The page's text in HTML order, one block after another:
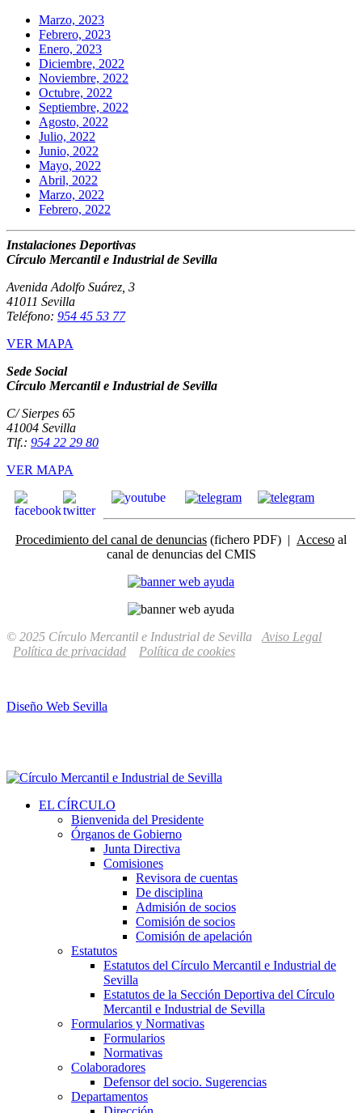
Marzo, 2023
Febrero, 2023
Enero, 2023
Diciembre, 2022
Noviembre, 2022
Octubre, 2022
Septiembre, 2022
Agosto, 2022
Julio, 2022
Junio, 2022
Mayo, 2022
Abril, 2022
Marzo, 2022
Febrero, 2022
Instalaciones Deportivas
Círculo Mercantil e Industrial de Sevilla
Avenida Adolfo Suárez, 3
41011 Sevilla
Teléfono: 954 45 53 77
VER MAPA
Sede Social
Círculo Mercantil e Industrial de Sevilla
C/ Sierpes 65
41004 Sevilla
Tlf.: 954 22 29 80
VER MAPA
Procedimiento del canal de denuncias (fichero PDF) | Acceso al
canal de denuncias del CMIS
© 2025 Círculo Mercantil e Industrial de Sevilla Aviso Legal
Política de privacidad
Política de cookies
Diseño Web Sevilla
EL CÍRCULO
Bienvenida del Presidente
Órganos de Gobierno
Junta Directiva
Comisiones
Revisora de cuentas
De disciplina
Admisión de socios
Comisión de socios
Comisión de apelación
Estatutos
Estatutos del Círculo Mercantil e Industrial de
Sevilla
Estatutos de la Sección Deportiva del Círculo
Mercantil e Industrial de Sevilla
Formularios y Normativas
Formularios
Normativas
Colaboradores
Defensor del socio. Sugerencias
Departamentos